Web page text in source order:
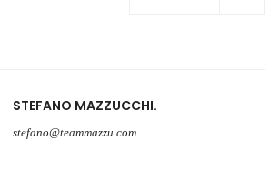
STEFANO MAZZUCCHI
stefano@teammazzu.com